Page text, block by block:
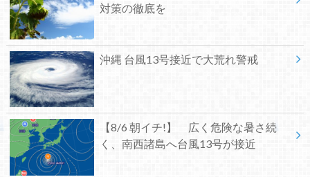
対策の徹底を
沖縄 台風13号接近で大荒れ警戒
【8/6 朝イチ!】 広く危険な暑さ続
く、南西諸島へ台風13号が接近